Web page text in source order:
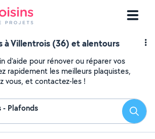
à Villentrois (36) et alentours
d'aide pour rénover ou réparer vos
rapidement les meilleurs plaquistes,
vous, et contactez-les !
- Plafonds